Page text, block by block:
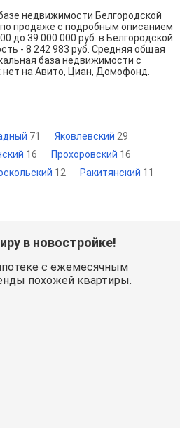
недвижимости Белгородской
продаже с подробным описанием
до 39 000 000 руб. в Белгородской
- 8 242 983 руб. Средняя общая
база недвижимости с
на Авито, Циан, Домофонд.
71 Яковлевский 29
16 Прохоровский 16
12 Ракитянский 11
в новостройке!
с ежемесячным
похожей квартиры.